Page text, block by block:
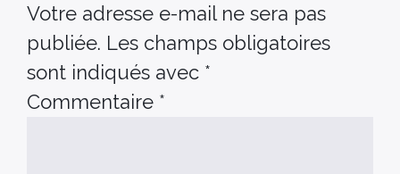
Votre adresse e-mail ne sera pas
publiée. Les champs obligatoires
sont indiqués avec *
Commentaire *